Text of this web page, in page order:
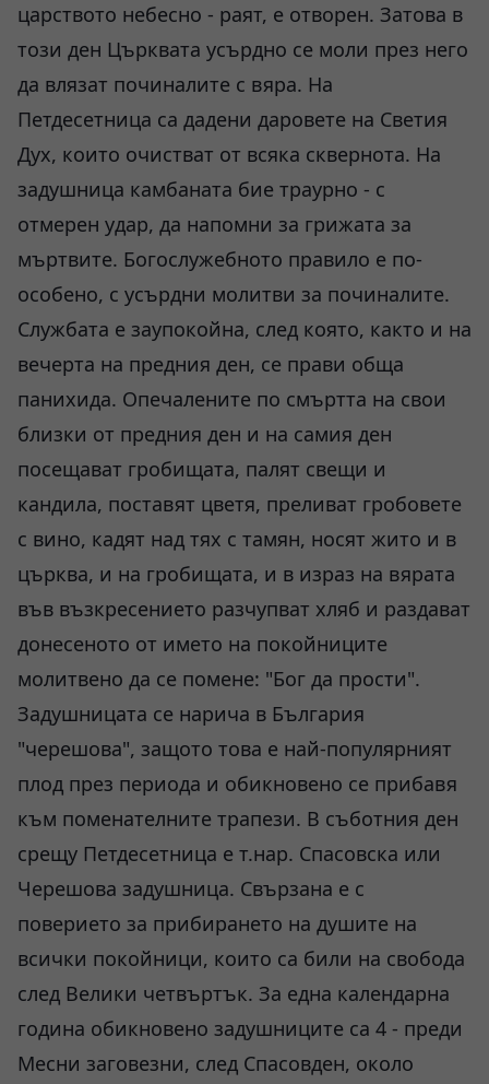
царството небесно - раят, е отворен. Затова в
този ден Църквата усърдно се моли през него
да влязат починалите с вяра. На
Петдесетница са дадени даровете на Светия
Дух, които очистват от всяка сквернота. На
задушница камбаната бие траурно - с
отмерен удар, да напомни за грижата за
мъртвите. Богослужебното правило е по-
особено, с усърдни молитви за починалите.
Службата е заупокойна, след която, както и на
вечерта на предния ден, се прави обща
панихида. Опечалените по смъртта на свои
близки от предния ден и на самия ден
посещават гробищата, палят свещи и
кандила, поставят цветя, преливат гробовете
с вино, кадят над тях с тамян, носят жито и в
църква, и на гробищата, и в израз на вярата
във възкресението разчупват хляб и раздават
донесеното от името на покойниците
молитвено да се помене: "Бог да прости".
Задушницата се нарича в България
"черешова", защото това е най-популярният
плод през периода и обикновено се прибавя
към поменателните трапези. В съботния ден
срещу Петдесетница е т.нар. Спасовска или
Черешова задушница. Свързана е с
поверието за прибирането на душите на
всички покойници, които са били на свобода
след Велики четвъртък. За една календарна
година обикновено задушниците са 4 - преди
Месни заговезни, след Спасовден, около